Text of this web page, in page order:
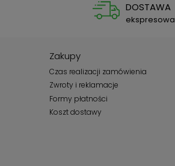
DOSTAWA
ekspresowa
Zakupy
Czas realizacji zamówienia
Zwroty i reklamacje
Formy płatności
Koszt dostawy